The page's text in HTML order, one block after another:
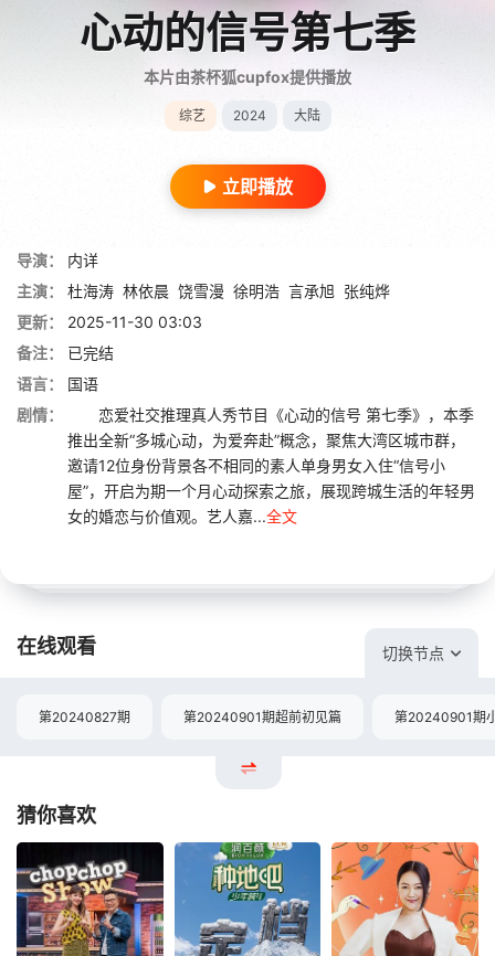
心动的信号第七季
本片由茶杯狐cupfox提供播放
综艺 2024 大陆
立即播放
导演：
内详
主演：
杜海涛 林依晨 饶雪漫 徐明浩 言承旭 张纯烨
更新：
2025-11-30 03:03
备注：
已完结
语言：
国语
剧情：
恋爱社交推理真人秀节目《心动的信号 第七季》，本季
推出全新“多城心动，为爱奔赴”概念，聚焦大湾区城市群，
邀请12位身份背景各不相同的素人单身男女入住“信号小
屋”，开启为期一个月心动探索之旅，展现跨城生活的年轻男
女的婚恋与价值观。艺人嘉...全文
在线观看 切换节点
第20240827期 第20240901期超前初见篇 第20240901期
猜你喜欢